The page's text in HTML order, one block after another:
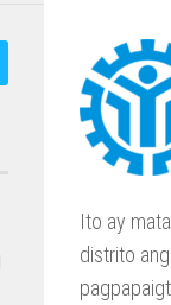
Ito ay
distrito